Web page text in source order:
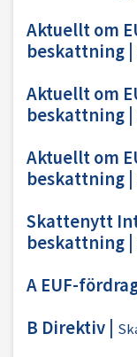
Aktuellt om
beskattning
Aktuellt om
beskattning
Aktuellt om
beskattning
Skattenytt
beskattning
A EUF-
B Direktiv